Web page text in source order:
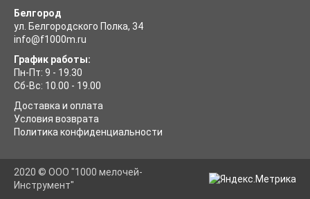
Белгород
ул. Белгородского Полка, 34
info@f1000m.ru
График работы:
Пн-Пт: 9 - 19.30
Сб-Вс: 10.00 - 19.00
Доставка и оплата
Условия возврата
Политика конфиденциальности
2020 © ООО "1000 мелочей-
Инструмент"